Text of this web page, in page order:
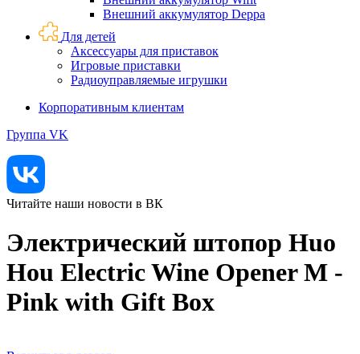
Внешний аккумулятор Deppa
Для детей
Аксессуары для приставок
Игровые приставки
Радиоуправляемые игрушки
Корпоративным клиентам
Группа VK
Читайте наши новости в ВК
Электрический штопор Huo
Hou Electric Wine Opener M -
Pink with Gift Box